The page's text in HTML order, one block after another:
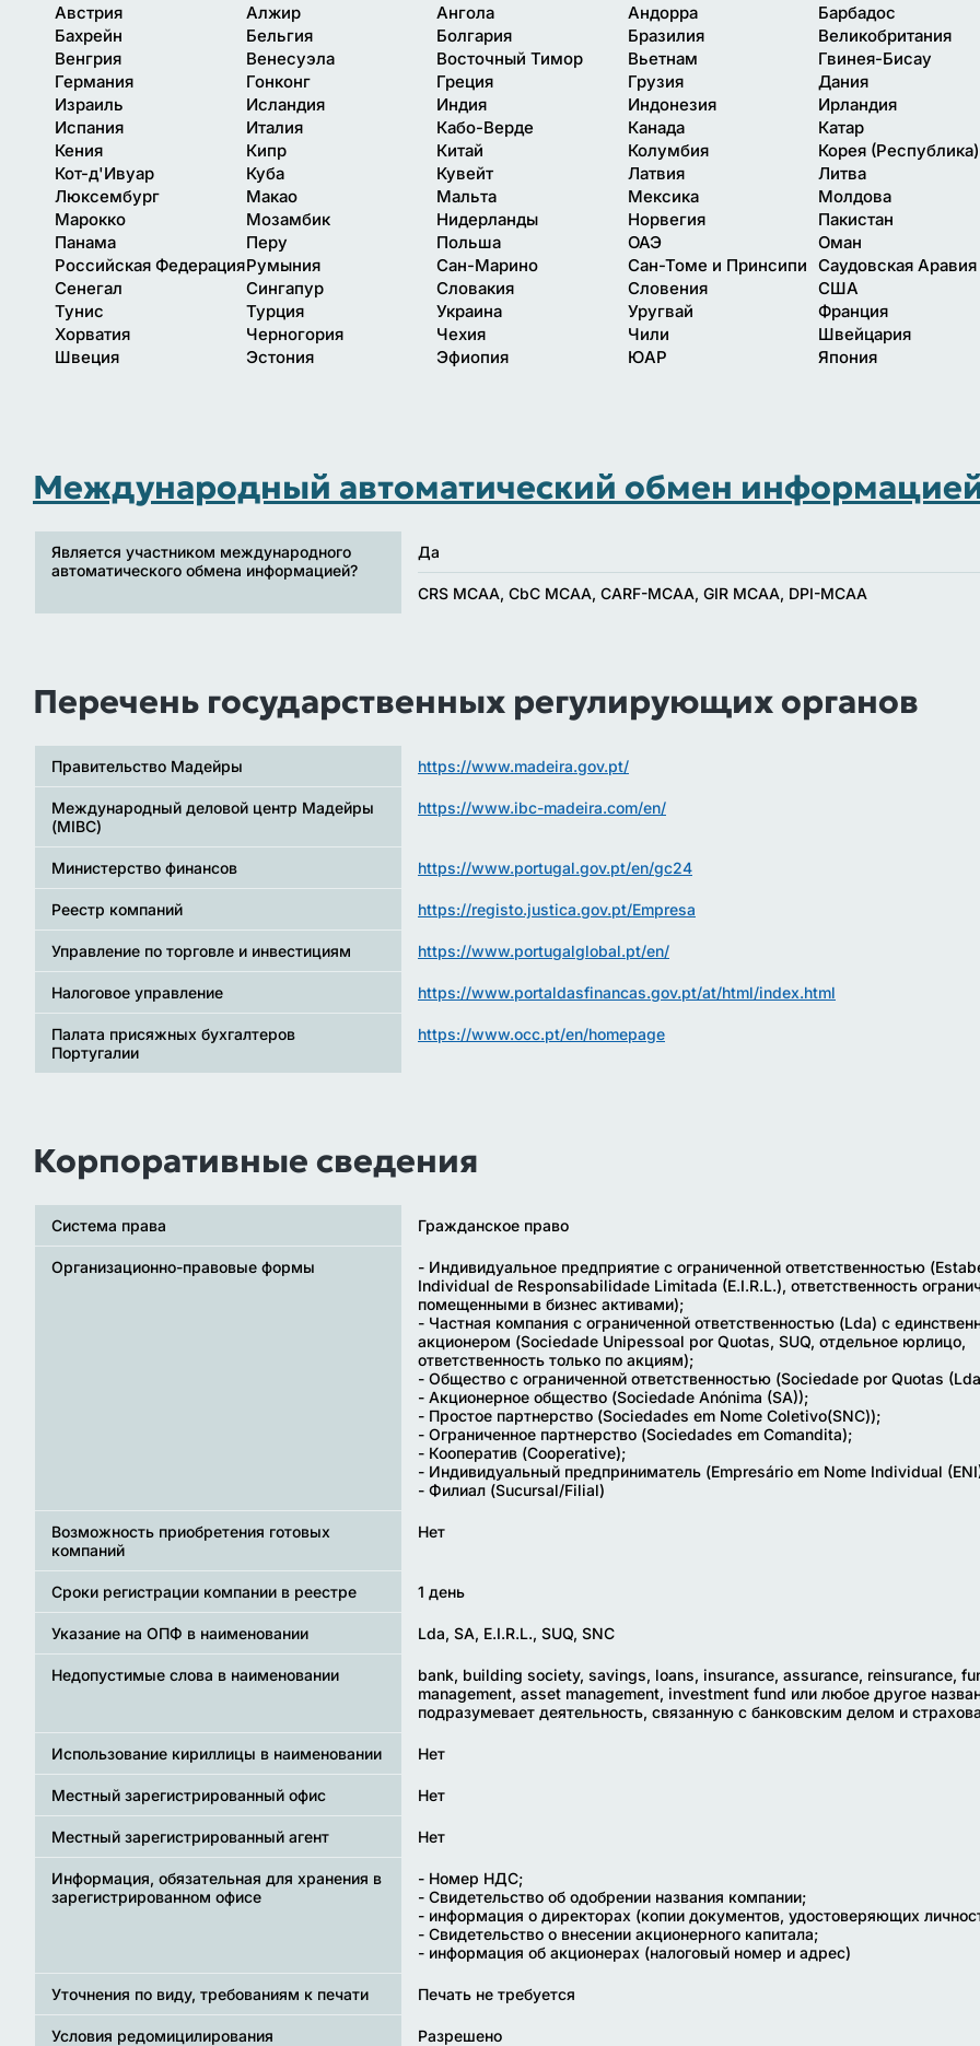
Австрия Алжир Ангола Андорра
Барбадос
Бахрейн
Бельгия Болгария Бразилия
Великобритания
Венгрия
Венесуэла Восточный Тимор Вьетнам
Гвинея-Бисау
Германия
Гонконг Греция Грузия
Дания
Израиль
Исландия Индия Индонезия
Ирландия
Испания
Италия Кабо-Верде Канада
Катар
Кения
Кипр Китай Колумбия
Корея (Республика)
Кот-д'Ивуар
Куба Кувейт Латвия
Литва
Люксембург
Макао Мальта Мексика
Молдова
Марокко
Мозамбик Нидерланды Норвегия
Пакистан
Панама
Перу Польша ОАЭ
Оман
Российская ФедерацияРумыния Сан-Марино Сан-Томе и Принсипи Саудовская Аравия
Сенегал
Сингапур Словакия Словения
США
Тунис
Турция Украина Уругвай
Франция
Хорватия
Черногория Чехия Чили
Швейцария
Швеция
Эстония Эфиопия ЮАР Япония
Международный автоматический обмен
Является участником международного
автоматического обмена информацией?
Да
CRS MCAA, CbC MCAA, CARF-MCAA, GIR MCAA, DPI-MCAA
Перечень государственных регулирующих органов
Правительство Мадейры https://www.madeira.gov.pt/
Международный деловой центр Мадейры
(MIBC)
https://www.ibc-madeira.com/en/
Министерство финансов https://www.portugal.gov.pt/en/gc24
Реестр компаний https://registo.justica.gov.pt/Empresa
Управление по торговле и инвестициям https://www.portugalglobal.pt/en/
Налоговое управление https://www.portaldasfinancas.gov.pt/at/html/index.html
Палата присяжных бухгалтеров
Португалии
https://www.occ.pt/en/homepage
Корпоративные сведения
Система права Гражданское право
Организационно-правовые формы
- Индивидуальное предприятие с ограниченной ответственностью
Individual de Responsabilidade Limitada (E.I.R.L.), ответственность
помещенными в бизнес активами);
- Частная компания с ограниченной ответственностью (Lda) с
акционером (Sociedade Unipessoal por Quotas, SUQ, отдельное юрлицо,
ответственность только по акциям);
- Общество с ограниченной ответственностью (Sociedade por Quotas
- Акционерное общество (Sociedade Anónima (SA));
- Простое партнерство (Sociedades em Nome Coletivo(SNC));
- Ограниченное партнерство (Sociedades em Comandita);
- Кооператив (Cooperative);
- Индивидуальный предприниматель (Empresário em Nome Individual
- Филиал (Sucursal/Filial)
Возможность приобретения готовых
компаний
Нет
Сроки регистрации компании в реестре 1 день
Указание на ОПФ в наименовании Lda, SA, E.I.R.L., SUQ, SNC
Недопустимые слова в наименовании
bank, building society, savings, loans, insurance, assurance, reinsurance,
management, asset management, investment fund или любое другое
подразумевает деятельность, связанную с банковским делом и
Использование кириллицы в наименовании Нет
Местный зарегистрированный офис Нет
Местный зарегистрированный агент Нет
Информация, обязательная для хранения в
зарегистрированном офисе
- Номер НДС;
- Свидетельство об одобрении названия компании;
- информация о директорах (копии документов, удостоверяющих
- Свидетельство о внесении акционерного капитала;
- информация об акционерах (налоговый номер и адрес)
Уточнения по виду, требованиям к печати Печать не требуется
Условия редомицилирования Разрешено